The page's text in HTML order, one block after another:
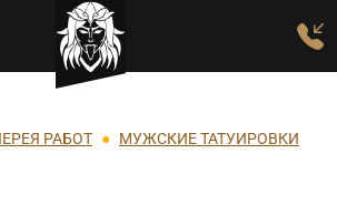
содержанию
РАБОТ МУЖСКИЕ ТАТУИРОВКИ